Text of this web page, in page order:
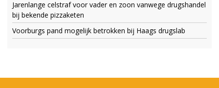
Jarenlange celstraf voor vader en zoon vanwege drugshandel
bij bekende pizzaketen
Voorburgs pand mogelijk betrokken bij Haags drugslab